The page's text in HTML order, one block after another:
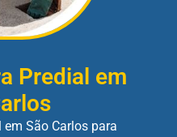
Predial em
São Carlos para